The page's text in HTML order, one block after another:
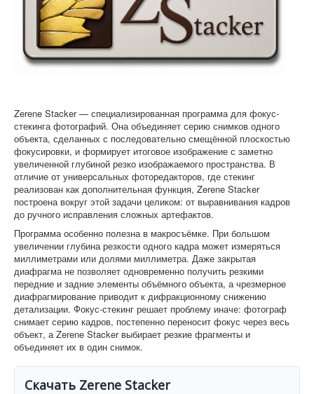
Конференция
Системные программы
Софт
Zerene Stacker — специализированная программа для фокус-
стекинга фотографий. Она объединяет серию снимков одного
объекта, сделанных с последовательно смещённой плоскостью
фокусировки, и формирует итоговое изображение с заметно
увеличенной глубиной резко изображаемого пространства. В
отличие от универсальных фоторедакторов, где стекинг
реализован как дополнительная функция, Zerene Stacker
построена вокруг этой задачи целиком: от выравнивания кадров
до ручного исправления сложных артефактов.
Программа особенно полезна в макросъёмке. При большом
увеличении глубина резкости одного кадра может измеряться
миллиметрами или долями миллиметра. Даже закрытая
диафрагма не позволяет одновременно получить резкими
передние и задние элементы объёмного объекта, а чрезмерное
диафрагмирование приводит к дифракционному снижению
детализации. Фокус-стекинг решает проблему иначе: фотограф
снимает серию кадров, постепенно переносит фокус через весь
объект, а Zerene Stacker выбирает резкие фрагменты и
объединяет их в один снимок.
Скачать Zerene Stacker